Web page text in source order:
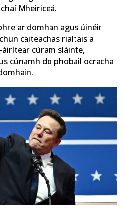
Mheiriceá.
ar domhan agus úinéir
caiteachas rialtais a
cúram sláinte,
cúnamh do phobail ocracha